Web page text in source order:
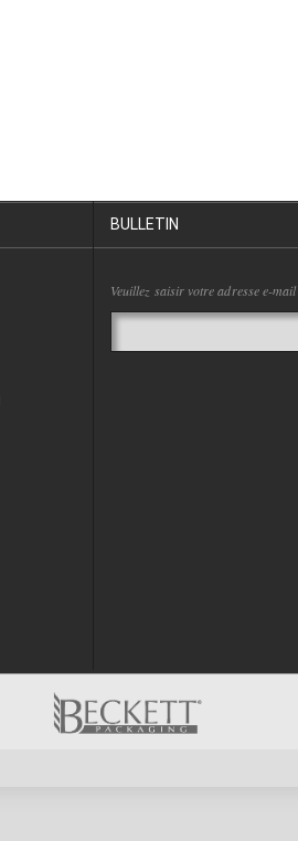
BULLETIN
Veuillez saisir votre adresse e-mail